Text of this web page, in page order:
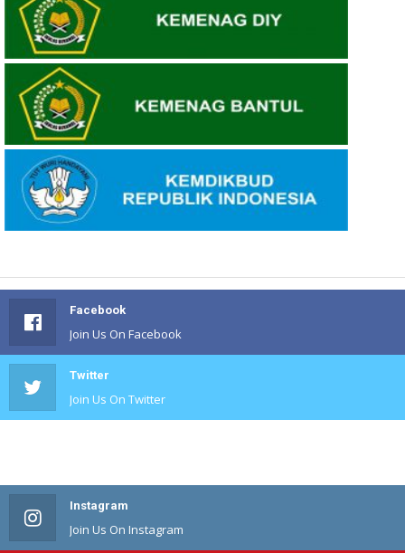
Facebook
Join Us On Facebook
Twitter
Join Us On Twitter
Instagram
Join Us On Instagram